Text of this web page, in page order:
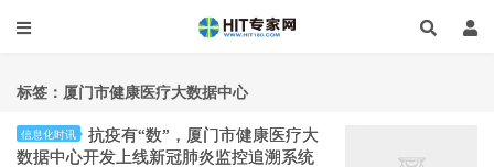
标签：厦门市健康医疗大数据中心
信息化时讯
抗疫有“数”，厦门市健康医疗大
数据中心开发上线新冠肺炎监控追溯系统